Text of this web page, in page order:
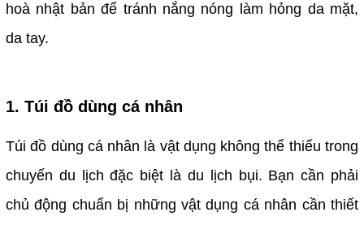
hoà nhật bản để tránh nắng nóng làm hỏng da mặt,
da tay.
1. Túi đồ dùng cá nhân
Túi đồ dùng cá nhân là vật dụng không thể thiếu trong
chuyến du lịch đặc biệt là du lịch bụi. Bạn cần phải
chủ động chuẩn bị những vật dụng cá nhân cần thiết